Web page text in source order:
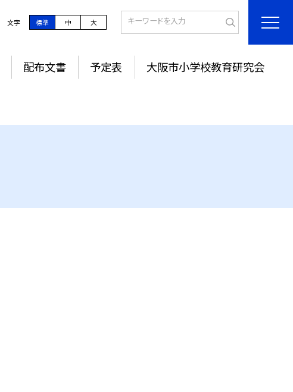
文字 標準 中 大
配布文書 予定表 大阪市小学校教育研究会